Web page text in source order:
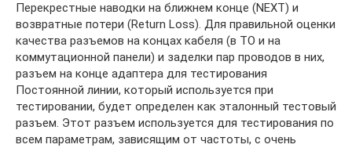
Перекрестные наводки на ближнем конце (NEXT) и
возвратные потери (Return Loss). Для правильной оценки
качества разъемов на концах кабеля (в TO и на
коммутационной панели) и заделки пар проводов в них,
разъем на конце адаптера для тестирования
Постоянной линии, который используется при
тестировании, будет определен как эталонный тестовый
разъем. Этот разъем используется для тестирования по
всем параметрам, зависящим от частоты, с очень